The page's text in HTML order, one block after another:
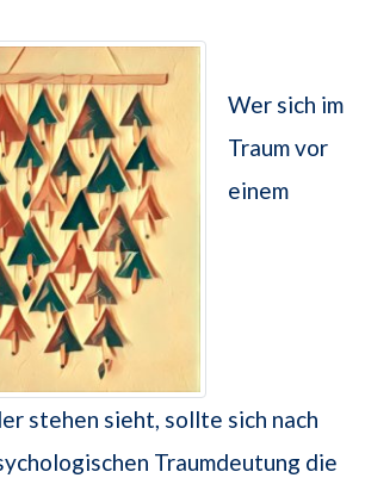
Wer sich im
Traum vor
einem
stehen sieht, sollte sich nach
Traumdeutung die